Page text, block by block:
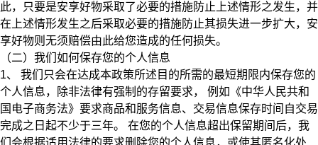
此，只要是安享好物采取了必要的措施防止上述情形之发生，并
在上述情形发生之后采取必要的措施防止其损失进一步扩大，安
享好物则无须赔偿由此给您造成的任何损失。
（二）我们如何保存您的个人信息
1、 我们只会在达成本政策所述目的所需的最短期限内保存您的
个人信息，除非法律有强制的存留要求， 例如《中华人民共和
国电子商务法》要求商品和服务信息、交易信息保存时间自交易
完成之日起不少于三年。 在您的个人信息超出保留期间后，我